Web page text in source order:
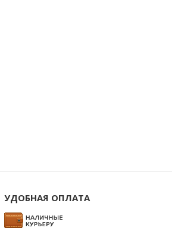
УДОБНАЯ ОПЛАТА